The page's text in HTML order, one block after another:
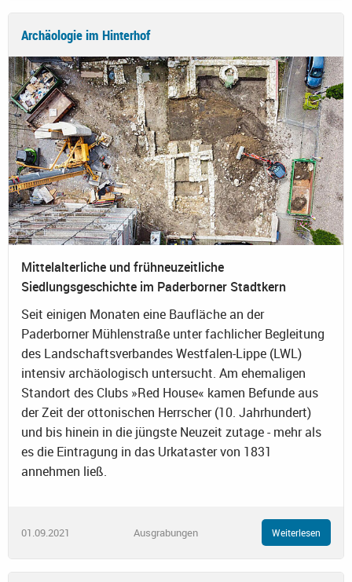
Archäologie im Hinterhof
Mittelalterliche und frühneuzeitliche
Siedlungsgeschichte im Paderborner Stadtkern
Seit einigen Monaten eine Baufläche an der
Paderborner Mühlenstraße unter fachlicher Begleitung
des Landschaftsverbandes Westfalen-Lippe (LWL)
intensiv archäologisch untersucht. Am ehemaligen
Standort des Clubs »Red House« kamen Befunde aus
der Zeit der ottonischen Herrscher (10. Jahrhundert)
und bis hinein in die jüngste Neuzeit zutage - mehr als
es die Eintragung in das Urkataster von 1831
annehmen ließ.
01.09.2021 Ausgrabungen Weiterlesen